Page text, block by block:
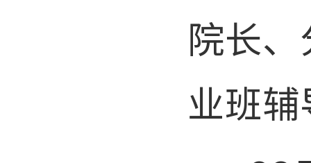
院长
业班